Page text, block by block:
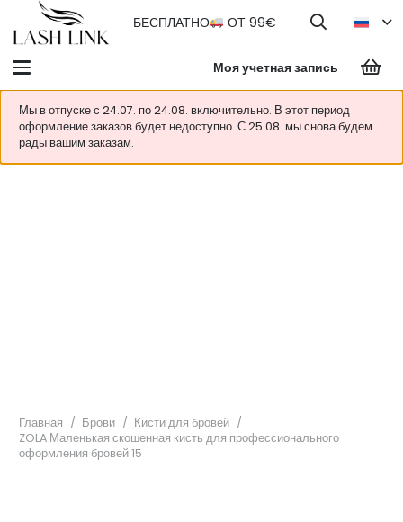
БЕСПЛАТНО ОТ 99€
Моя учетная запись
Мы в отпуске с 24.07. по 24.08. включительно. В этот период
оформление заказов будет недоступно. С 25.08. мы снова будем
рады вашим заказам.
Главная / Брови / Кисти для бровей /
ZOLA Маленькая скошенная кисть для профессионального
оформления бровей 15